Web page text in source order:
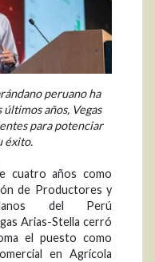
peruano ha
años, Vegas
para potenciar
éxito.
cuatro años como
de Productores y
del Perú
Arias-Stella cerró
el puesto como
en Agrícola